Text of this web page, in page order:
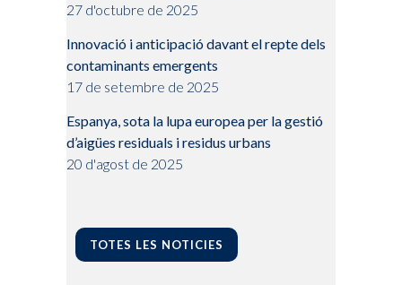
27 d'octubre de 2025
Innovació i anticipació davant el repte dels
contaminants emergents
17 de setembre de 2025
Espanya, sota la lupa europea per la gestió
d’aigües residuals i residus urbans
20 d'agost de 2025
TOTES LES NOTICIES